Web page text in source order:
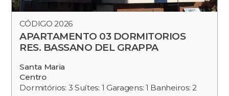
CÓDIGO 2026
APARTAMENTO 03 DORMITORIOS
RES. BASSANO DEL GRAPPA
Santa Maria
Centro
Dormitórios: 3 Suítes: 1 Garagens: 1 Banheiros: 2